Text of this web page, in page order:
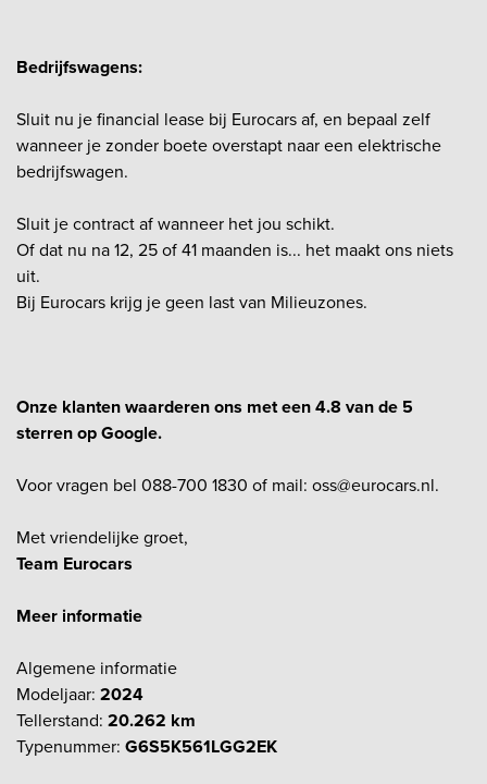
Bedrijfswagens:
Sluit nu je financial lease bij Eurocars af, en bepaal zelf
wanneer je zonder boete overstapt naar een elektrische
bedrijfswagen.
Sluit je contract af wanneer het jou schikt.
Of dat nu na 12, 25 of 41 maanden is... het maakt ons niets
uit.
Bij Eurocars krijg je geen last van Milieuzones.
Onze klanten waarderen ons met een 4.8 van de 5
sterren op Google.
Voor vragen bel 088-700 1830 of mail: oss@eurocars.nl.
Met vriendelijke groet,
Team Eurocars
Meer informatie
Algemene informatie
Modeljaar: 2024
Tellerstand: 20.262 km
Typenummer: G6S5K561LGG2EK